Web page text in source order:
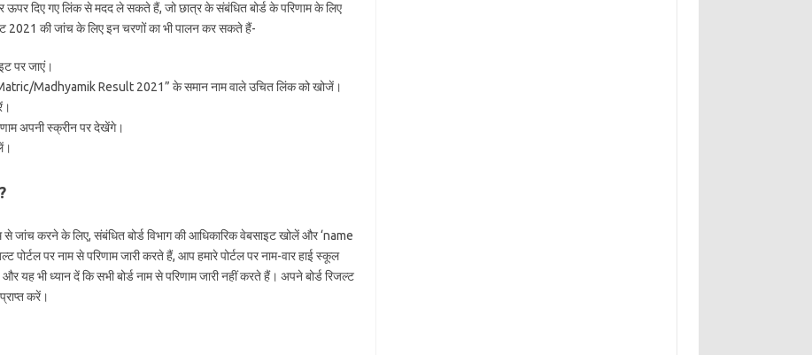
ऊपर दिए गए लिंक से मदद ले सकते हैं, जो छात्र के संबंधित बोर्ड के परिणाम के लिए
2021 की जांच के लिए इन चरणों का भी पालन कर सकते हैं-
पर जाएं।
Madhyamik Result 2021” के समान नाम वाले उचित लिंक को खोजें।
अपनी स्क्रीन पर देखेंगे।
से जांच करने के लिए, संबंधित बोर्ड विभाग की आधिकारिक वेबसाइट खोलें और ‘name
पर नाम से परिणाम जारी करते हैं, आप हमारे पोर्टल पर नाम-वार हाई स्कूल
भी ध्यान दें कि सभी बोर्ड नाम से परिणाम जारी नहीं करते हैं। अपने बोर्ड रिजल्ट
करें।